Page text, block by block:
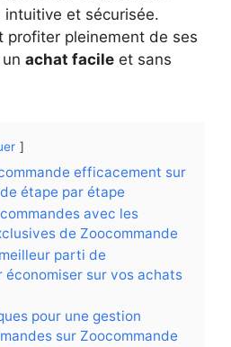
et sécurisée.
profiter pleinement de ses
achat facile et sans
efficacement sur
étape par étape
avec les
de Zoocommande
parti de
économiser sur vos achats
pour une gestion
sur Zoocommande